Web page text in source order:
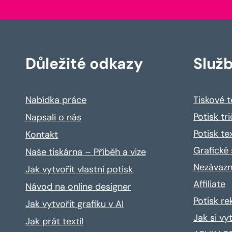
Důležité odkazy
Nabídka práce
Napsali o nás
Kontakt
Naše tiskárna – Příběh a vize
Jak vytvořit vlastní potisk
Návod na online designer
Jak vytvořit grafiku v AI
Jak prát textil
Tiskové
Potisk
Potisk
Grafické
Affiliate
Potisk
Jak si